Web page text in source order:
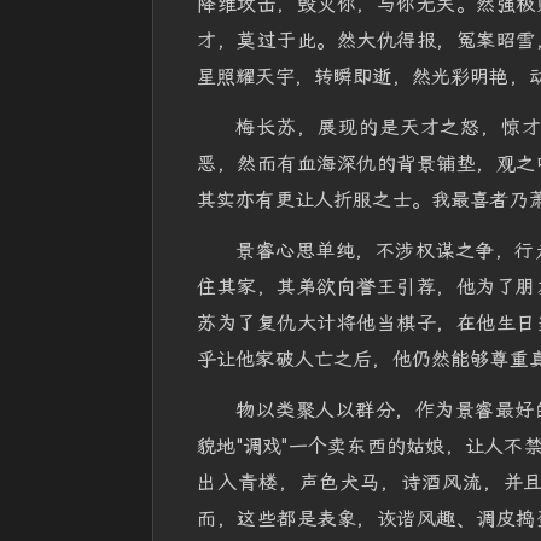
才，莫过于此。然大仇得报，冤案昭
星照耀天宇，转瞬即逝，然光彩明艳，
梅长苏，展现的是天才之怒，惊
恶，然而有血海深仇的背景铺垫，观
其实亦有更让人折服之士。我最喜者乃
景睿心思单纯，不涉权谋之争，
住其家，其弟欲向誉王引荐，他为了
苏为了复仇大计将他当棋子，在他生
乎让他家破人亡之后，他仍然能够尊重
物以类聚人以群分，作为景睿最
貌地"调戏"一个卖东西的姑娘，让人不
出入青楼，声色犬马，诗酒风流，并
而，这些都是表象，诙谐风趣、调皮